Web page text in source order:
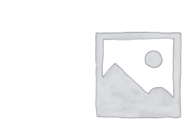
Оформление заказа